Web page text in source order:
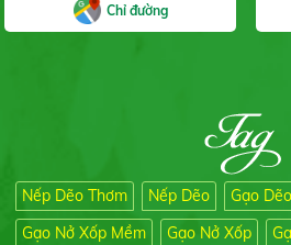
Gạo Lài Sữa
Liên hệ
Chỉ đường
Nếp Dẽo Thơm Nếp Dẽo Gạo Dẽo
Gạo Nở Xốp Mềm
Gạo Nở Xốp